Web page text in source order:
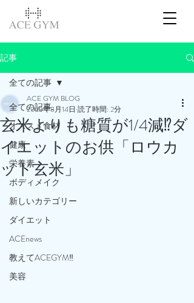
記事
全ての記事
オススメ食材
健康
栄養素
ボディメイク
新しいカテゴリー
ダイエット
ACEnews
教えてACEGYM‼️
美容
全ての記事
玄米よりも糖質が1/4減⁉️ダ
イエットのお供「ロウカ
ット玄米」
ACE GYM BLOG
2023年8月14日 読了時間: 2分